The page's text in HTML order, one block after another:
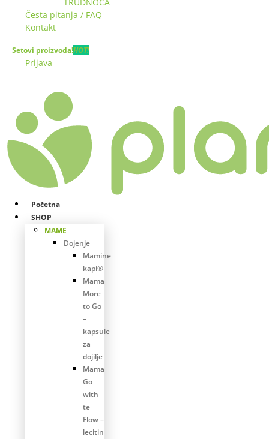
Česta pitanja / FAQ
Kontakt
Setovi proizvoda!HOT!
Prijava
Početna
SHOP
MAME
Dojenje
Mamine
kapi®
Mama
More
to Go
–
kapsule
za
dojilje
Mama
Go
with
te
Flow –
lecitin